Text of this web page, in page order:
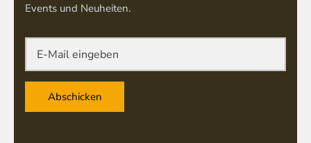
Events und Neuheiten.
Abschicken